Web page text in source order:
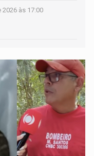
às 17:00